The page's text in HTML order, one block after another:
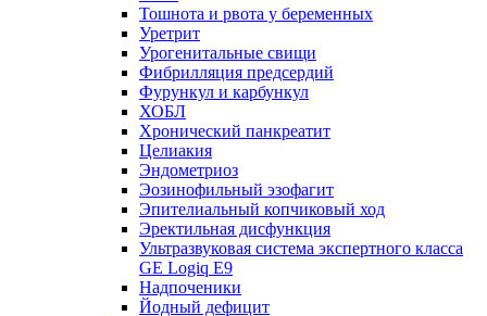
Тошнота и рвота у беременных
Уретрит
Урогенитальные свищи
Фибрилляция предсердий
Фурункул и карбункул
ХОБЛ
Хронический панкреатит
Целиакия
Эндометриоз
Эозинофильный эзофагит
Эпителиальный копчиковый ход
Эректильная дисфункция
Ультразвуковая система экспертного класса
GE Logiq E9
Надпоченики
Йодный дефицит